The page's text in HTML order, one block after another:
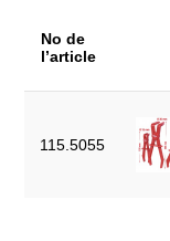
No de
l’article
115.5055